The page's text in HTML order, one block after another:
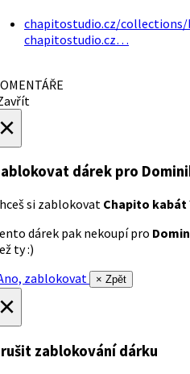
chapitostudio.cz/
chapitostudio.cz…
dárek pro
si zablokovat Chapito kabát
dárek pak nekoupí pro
ty :)
zablokovat
× Zpět
zablokování dárku